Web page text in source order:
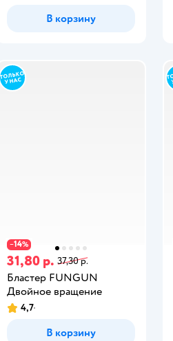
В корзину
−14%
31,80 р. 37,30 р.
Бластер FUNGUN
Двойное вращение
4,7
В корзину